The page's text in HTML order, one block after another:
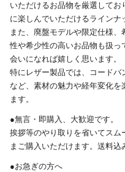
いただけるお品物を厳選して
に楽しんでいただけるラインナ
また、廃盤モデルや限定仕様
性や希少性の高いお品物も扱
会いになれば嬉しく思います。
特にレザー製品では、コード
など、素材の魅力や経年変化
ます。
●無言・即購入、大歓迎です。
挨拶等のやり取りを省いてス
まご購入いただけます。送料込
●お急ぎの方へ